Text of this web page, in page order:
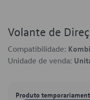
Volante de
Compatibilidade: Kombi
Unidade de venda:
Produto